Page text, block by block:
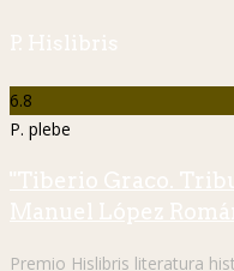
P. Hislibris
6.8
P. plebe
"Tiberio Graco.
Manuel López
Premio Hislibris literatura